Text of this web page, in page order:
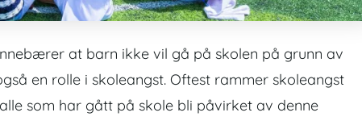
at barn ikke vil gå på skolen på grunn av
en rolle i skoleangst. Oftest rammer skoleangst
som har gått på skole bli påvirket av denne